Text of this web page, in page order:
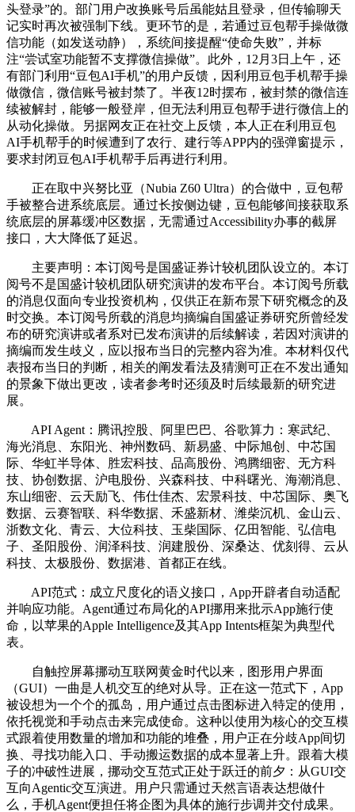
头登录”的。部门用户改换账号后虽能姑且登录，但传输聊天
记实时再次被强制下线。更环节的是，若通过豆包帮手操做微
信功能（如发送动静），系统间接提醒“使命失败”，并标
注“尝试室功能暂不支撑微信操做”。此外，12月3日上午，还
有部门利用“豆包AI手机”的用户反馈，因利用豆包手机帮手操
做微信，微信账号被封禁了。半夜12时摆布，被封禁的微信连
续被解封，能够一般登岸，但无法利用豆包帮手进行微信上的
从动化操做。另据网友正在社交上反馈，本人正在利用豆包
AI手机帮手的时候遭到了农行、建行等APP内的强弹窗提示，
要求封闭豆包AI手机帮手后再进行利用。
正在取中兴努比亚（Nubia Z60 Ultra）的合做中，豆包帮
手被整合进系统底层。通过长按侧边键，豆包能够间接获取系
统底层的屏幕缓冲区数据，无需通过Accessibility办事的截屏
接口，大大降低了延迟。
主要声明：本订阅号是国盛证券计较机团队设立的。本订
阅号不是国盛计较机团队研究演讲的发布平台。本订阅号所载
的消息仅面向专业投资机构，仅供正在新布景下研究概念的及
时交换。本订阅号所载的消息均摘编自国盛证券研究所曾经发
布的研究演讲或者系对已发布演讲的后续解读，若因对演讲的
摘编而发生歧义，应以报布当日的完整内容为准。本材料仅代
表报布当日的判断，相关的阐发看法及猜测可正在不发出通知
的景象下做出更改，读者参考时还须及时后续最新的研究进
展。
API Agent：腾讯控股、阿里巴巴、谷歌算力：寒武纪、
海光消息、东阳光、神州数码、新易盛、中际旭创、中芯国
际、华虹半导体、胜宏科技、品高股份、鸿腾细密、无方科
技、协创数据、沪电股份、兴森科技、中科曙光、海潮消息、
东山细密、云天励飞、伟仕佳杰、宏景科技、中芯国际、奥飞
数据、云赛智联、科华数据、禾盛新材、潍柴沉机、金山云、
浙数文化、青云、大位科技、玉柴国际、亿田智能、弘信电
子、圣阳股份、润泽科技、润建股份、深桑达、优刻得、云从
科技、太极股份、数据港、首都正在线。
API范式：成立尺度化的语义接口，App开辟者自动适配
并响应功能。Agent通过布局化的API挪用来批示App施行使
命，以苹果的Apple Intelligence及其App Intents框架为典型代
表。
自触控屏幕挪动互联网黄金时代以来，图形用户界面
（GUI）一曲是人机交互的绝对从导。正在这一范式下，App
被设想为一个个的孤岛，用户通过点击图标进入特定的使用，
依托视觉和手动点击来完成使命。这种以使用为核心的交互模
式跟着使用数量的增加和功能的堆叠，用户正在分歧App间切
换、寻找功能入口、手动搬运数据的成本显著上升。跟着大模
子的冲破性进展，挪动交互范式正处于跃迁的前夕：从GUI交
互向Agentic交互演进。用户只需通过天然言语表达想做什
么，手机Agent便担任将企图为具体的施行步调并交付成果。